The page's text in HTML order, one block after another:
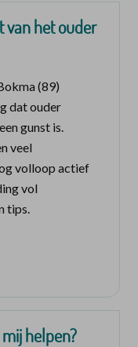
van het ouder
(89)
dat ouder
gunst is.
veel
volloop actief
vol
tips.
helpen?